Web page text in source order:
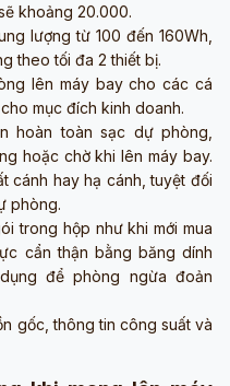
khoảng 20.000.
lượng từ 100 đến 160Wh,
theo tối đa 2 thiết bị.
lên máy bay cho các cá
mục đích kinh doanh.
hoàn toàn sạc dự phòng,
hoặc chờ khi lên máy bay.
cánh hay hạ cánh, tuyệt đối
phòng.
trong hộp như khi mới mua
cẩn thận bằng băng dính
để phòng ngừa đoản
gốc, thông tin công suất và